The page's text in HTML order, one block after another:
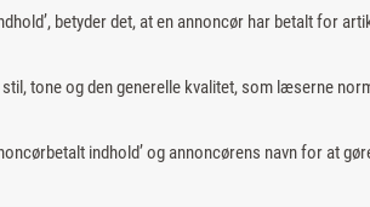
betyder det, at en annoncør har betalt for
tone og den generelle kvalitet, som læserne
indhold’ og annoncørens navn for at